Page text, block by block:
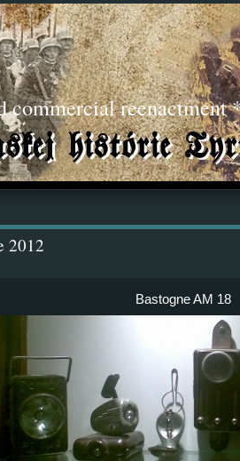
reenactment
2012
Bastogne AM 18